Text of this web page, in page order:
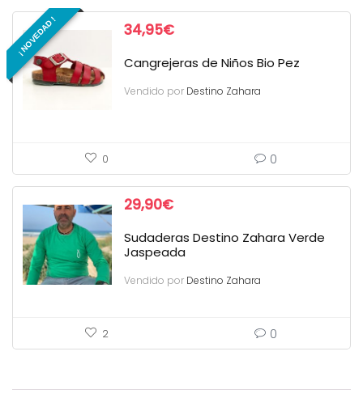
¡ NOVEDAD ! 34,95€
Cangrejeras de Niños Bio Pez
Vendido por Destino Zahara
0 0
29,90€
Sudaderas Destino Zahara Verde
Jaspeada
Vendido por Destino Zahara
2 0